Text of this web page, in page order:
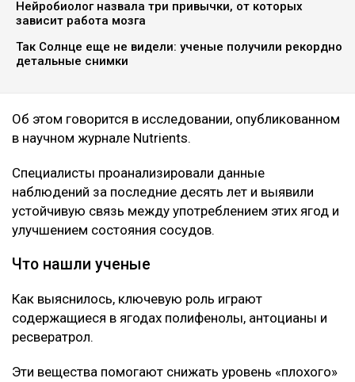
Нейробиолог назвала три привычки, от которых
зависит работа мозга
Так Солнце еще не видели: ученые получили рекордно
детальные снимки
Об этом говорится в исследовании, опубликованном
в научном журнале Nutrients.
Специалисты проанализировали данные
наблюдений за последние десять лет и выявили
устойчивую связь между употреблением этих ягод и
улучшением состояния сосудов.
Что нашли ученые
Как выяснилось, ключевую роль играют
содержащиеся в ягодах полифенолы, антоцианы и
ресвератрол.
Эти вещества помогают снижать уровень «плохого»